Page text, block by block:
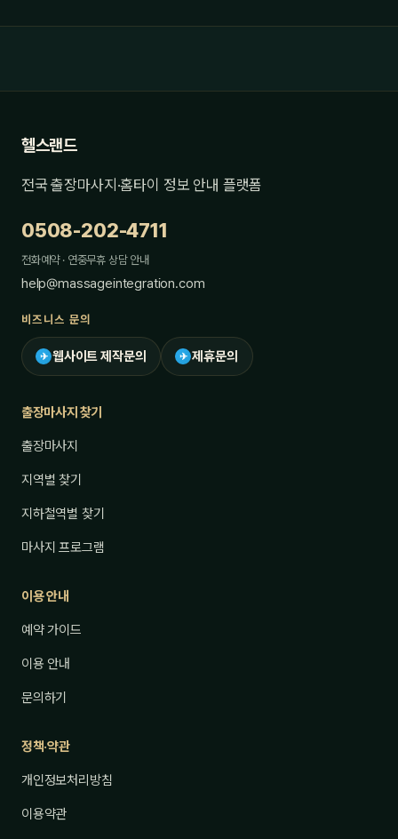
헬스랜드
전국 출장마사지·홈타이 정보 안내 플랫폼
0508-202-4711
전화예약 · 연중무휴 상담 안내
help@massageintegration.com
비즈니스 문의
✈ 웹사이트 제작문의 ✈ 제휴문의
출장마사지 찾기
출장마사지
지역별 찾기
지하철역별 찾기
마사지 프로그램
이용 안내
예약 가이드
이용 안내
문의하기
정책·약관
개인정보처리방침
이용약관